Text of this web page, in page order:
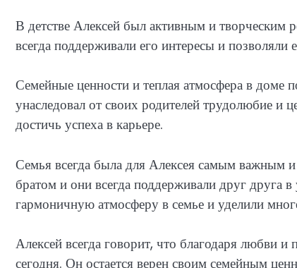
В детстве Алексей был активным и творческим
всегда поддерживали его интересы и
Семейные ценности и теплая атмосфера в
унаследовал от своих родителей трудолюбие и
достичь успеха в карьере.
Семья всегда была для Алексея самым
братом и они всегда поддерживали друг друга
гармоничную атмосферу в семье и уделили
Алексей всегда говорит, что благодаря любви и
сегодня. Он остается верен своим семейным